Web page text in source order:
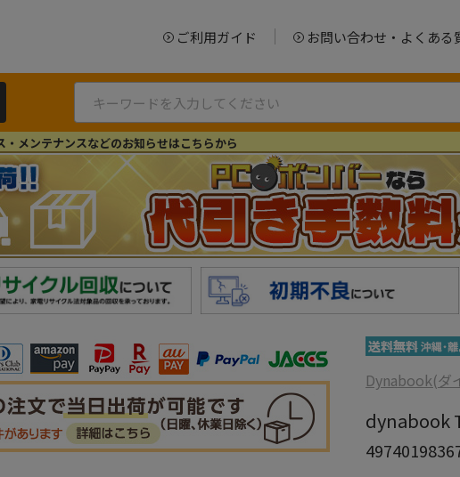
ご利用ガイド お問い合わせ・よくある
メンテナンスなどのお知らせはこちらから
Dynabook(ダ
dynabook